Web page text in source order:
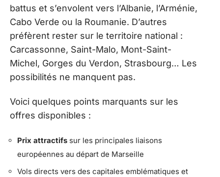
battus et s’envolent vers l’Albanie, l’Arménie,
Cabo Verde ou la Roumanie. D’autres
préfèrent rester sur le territoire national :
Carcassonne, Saint-Malo, Mont-Saint-
Michel, Gorges du Verdon, Strasbourg… Les
possibilités ne manquent pas.
Voici quelques points marquants sur les
offres disponibles :
Prix attractifs sur les principales liaisons
européennes au départ de Marseille
Vols directs vers des capitales emblématiques et